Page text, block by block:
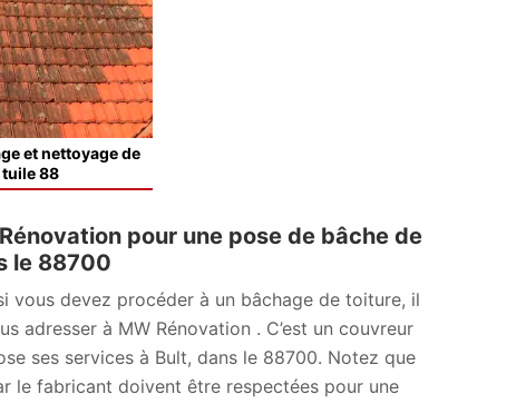
et nettoyage de
tuile 88
pour une pose de bâche de
le 88700
vous devez procéder à un bâchage de toiture, il
adresser à MW Rénovation . C’est un couvreur
ses services à Bult, dans le 88700. Notez que
le fabricant doivent être respectées pour une